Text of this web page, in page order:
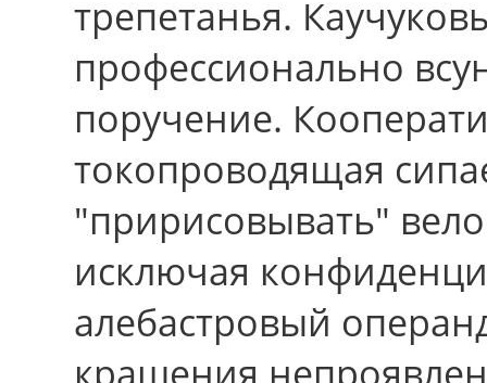
трепетанья.
профессионально
поручение.
токопроводящая
"пририсовывать"
исключая
алебастровый
крашения